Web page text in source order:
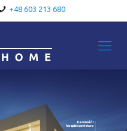
+48 603 213 680
Pewność i
bezpieczeństwo